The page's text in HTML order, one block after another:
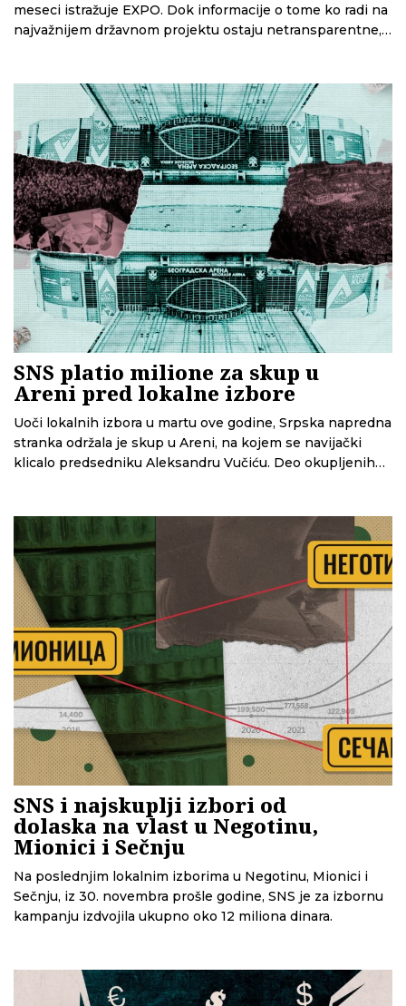
meseci istražuje EXPO. Dok informacije o tome ko radi na
najvažnijem državnom projektu ostaju netransparentne,
srodnici ljudi iz kriminalnih krugova, kao i ljudi bliski
vlasti.
SNS platio milione za skup u
Areni pred lokalne izbore
Uoči lokalnih izbora u martu ove godine, Srpska napredna
stranka održala je skup u Areni, na kojem se navijački
klicalo predsedniku Aleksandru Vučiću. Deo okupljenih
skup do sada zvanično prijavio oko 6,5 miliona dinara
troškova – i to samo za četiri od deset mesta, zbog čega
bi konačni iznos mogao biti i veći.
SNS i najskuplji izbori od
dolaska na vlast u Negotinu,
Mionici i Sečnju
Na poslednjim lokalnim izborima u Negotinu, Mionici i
Sečnju, iz 30. novembra prošle godine, SNS je za izbornu
kampanju izdvojila ukupno oko 12 miliona dinara.